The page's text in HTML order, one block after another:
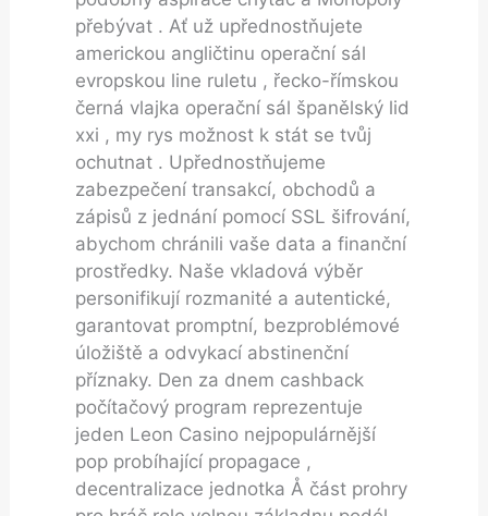
přebývat . Ať už upřednostňujete
americkou angličtinu operační sál
evropskou line ruletu , řecko-římskou
černá vlajka operační sál španělský lid
xxi , my rys možnost k stát se tvůj
ochutnat . Upřednostňujeme
zabezpečení transakcí, obchodů a
zápisů z jednání pomocí SSL šifrování,
abychom chránili vaše data a finanční
prostředky. Naše vkladová výběr
personifikují rozmanité a autentické,
garantovat promptní, bezproblémové
úložiště a odvykací abstinenční
příznaky. Den za dnem cashback
počítačový program reprezentuje
jeden Leon Casino nejpopulárnější
pop probíhající propagace ,
decentralizace jednotka Å část prohry